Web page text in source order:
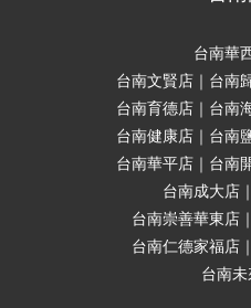
台南華
台南文賢店｜台南
台南育德店｜台南
台南健康店｜台南
台南華平店｜台南
台南成大店
台南崇善華東店
台南仁德家福店
台南